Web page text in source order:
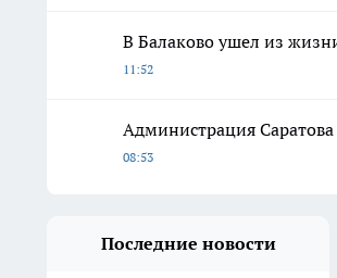
В Балаково ушел из
11:52
Администрация
08:53
Последние новости